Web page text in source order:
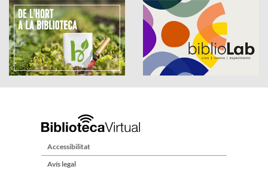
Accessibilitat
Avís legal